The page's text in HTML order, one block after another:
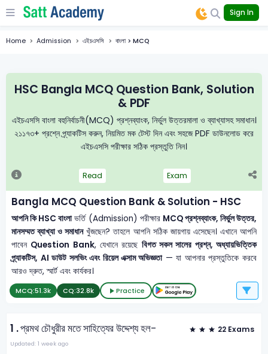
Sign In
Home Admission এইচএসসি বাংলা > MCQ
HSC Bangla MCQ Question Bank, Solution
& PDF
এইচএসসি বাংলা বহুনির্বাচনী(MCQ) প্রশ্নব্যাংক, নির্ভুল উত্তরমালা ও ব্যাখ্যাসহ সমাধান।
২১১৭৩+ প্রশ্নে প্র্যাকটিস করুন, নিয়মিত মক টেস্ট দিন এবং সহজে PDF ডাউনলোড করে
এইচএসসি পরীক্ষার সঠিক প্রস্তুতি নিন।
Read Exam
Bangla MCQ Question Bank & Solution - HSC
আপনি কি HSC বাংলাভর্তি (Admission) পরীক্ষার MCQ প্রশ্নব্যাংক, নির্ভুল উত্তর,
মানসম্মত ব্যাখ্যা ও সমাধানখুঁজছেন? তাহলে আপনি সঠিক জায়গায় এসেছেন। এখানে আপনি
পাবেন Question Bank, যেখানে রয়েছে বিগত সকল সালের প্রশ্ন, অধ্যায়ভিত্তিক
প্র্যাকটিস, AI ডাউট সলভিং এবং রিয়েল এক্সাম অভিজ্ঞতা— যা আপনার প্রস্তুতিকে করবে
আরও দ্রুত, স্মার্ট এবং কার্যকর।
MCQ:51.3k CQ:32.8k Practice
1 .প্রমথ চৌধুরীর মতে সাহিত্যের উদ্দেশ্য হল- 22 Exams
Updated: 1 week ago